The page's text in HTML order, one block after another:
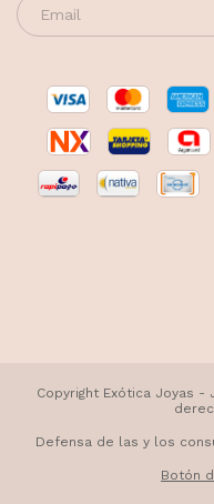
Copyright Exótica Joyas -
Defensa de las y los
Botón